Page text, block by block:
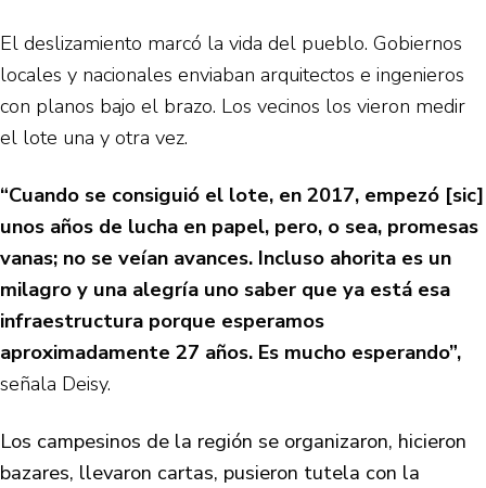
El deslizamiento marcó la vida del pueblo. Gobiernos
locales y nacionales enviaban arquitectos e ingenieros
con planos bajo el brazo. Los vecinos los vieron medir
el lote una y otra vez.
“Cuando se consiguió el lote, en 2017, empezó [sic]
unos años de lucha en papel, pero, o sea, promesas
vanas; no se veían avances. Incluso ahorita es un
milagro y una alegría uno saber que ya está esa
infraestructura porque esperamos
aproximadamente 27 años. Es mucho esperando”,
señala Deisy.
Los campesinos de la región se organizaron, hicieron
bazares, llevaron cartas, pusieron tutela con la